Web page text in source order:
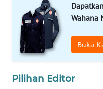
Wahana
Buka
Pilihan Editor
LIKUPANG
WN
LABUANBAJO
BORNEO